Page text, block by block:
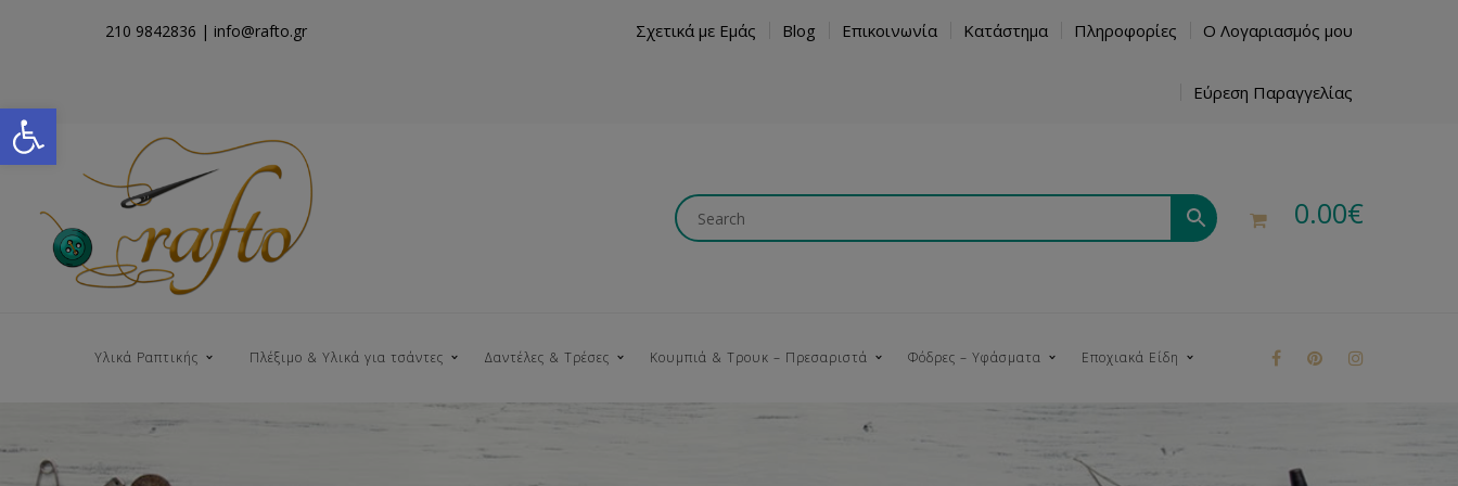
Open toolbar
210 9842836 | info@rafto.gr Σχετικά με Εμάς Blog Επικοινωνία Κατάστημα Πληροφορίες Ο Λογαριασμός μου
Εύρεση Παραγγελίας
0.00€
Υλικά Ραπτικής Πλέξιμο & Υλικά για τσάντες Δαντέλες & Τρέσες Κουμπιά & Τρουκ – Πρεσαριστά Φόδρες – Υφάσματα Εποχιακά Είδη